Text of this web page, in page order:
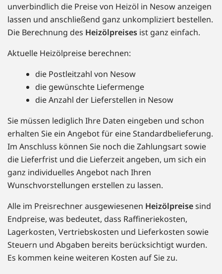
unverbindlich die Preise von Heizöl in Nesow anzeigen
lassen und anschließend ganz unkompliziert bestellen.
Die Berechnung des Heizölpreises ist ganz einfach.
Aktuelle Heizölpreise berechnen:
die Postleitzahl von Nesow
die gewünschte Liefermenge
die Anzahl der Lieferstellen in Nesow
Sie müssen lediglich Ihre Daten eingeben und schon
erhalten Sie ein Angebot für eine Standardbelieferung.
Im Anschluss können Sie noch die Zahlungsart sowie
die Lieferfrist und die Lieferzeit angeben, um sich ein
ganz individuelles Angebot nach Ihren
Wunschvorstellungen erstellen zu lassen.
Alle im Preisrechner ausgewiesenen Heizölpreisesind
Endpreise, was bedeutet, dass Raffineriekosten,
Lagerkosten, Vertriebskosten und Lieferkosten sowie
Steuern und Abgaben bereits berücksichtigt wurden.
Es kommen keine weiteren Kosten auf Sie zu.